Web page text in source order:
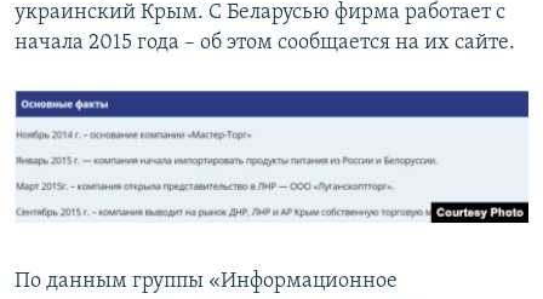
украинский Крым. С Беларусью фирма работает с
начала 2015 года – об этом сообщается на их сайте.
По данным группы «Информационное